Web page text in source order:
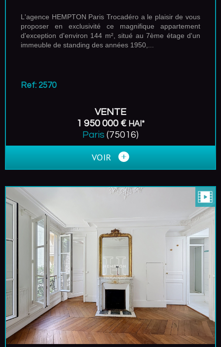
L'agence HEMPTON Paris Trocadéro a le plaisir de vous
proposer en exclusivité ce magnifique appartement
d'exception d'environ 144 m², situé au 7ème étage d'un
immeuble de standing des années 1950,...
Ref: 2570
VENTE
1 950 000 € HAI*
Paris (75016)
VOIR